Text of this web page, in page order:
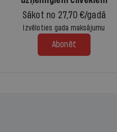
Sākot no 27,70 €/gadā
Izvēloties gada maksājumu
Abonēt